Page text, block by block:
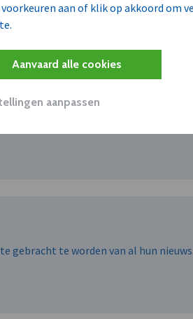
voorkeuren aan of klik op akkoord om
Aanvaard alle cookies
aanpassen
B.V.
gebracht te worden van al hun nieuws.
gebracht te worden van al hun nieuws.